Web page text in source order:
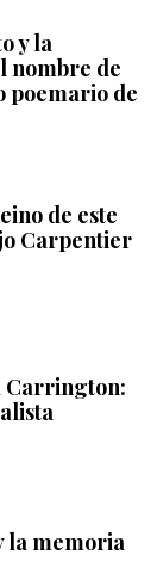
y la
nombre de
poemario de
de este
Carpentier
Carrington:
la memoria